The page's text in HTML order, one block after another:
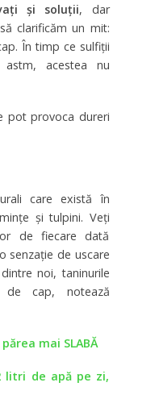
şi soluţii, dar
clarificăm un mit:
În timp ce sulfiţii
acestea nu
pot provoca dureri
care există în
şi tulpini. Veţi
de fiecare dată
senzaţie de uscare
noi, taninurile
cap, notează
mai SLABĂ
litri de apă pe zi,